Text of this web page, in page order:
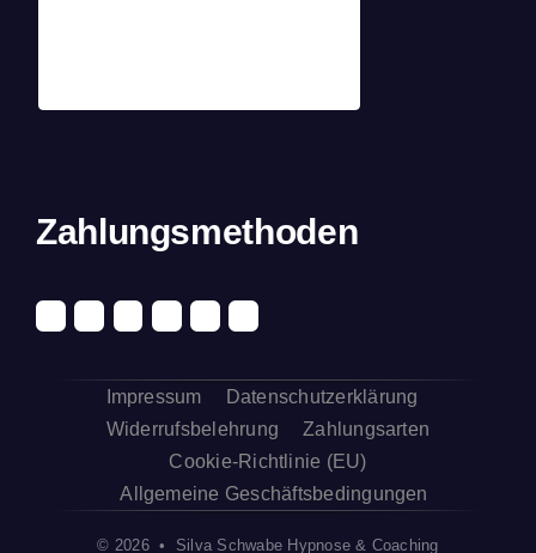
Zahlungsmethoden
Impressum
Datenschutzerklärung
Widerrufsbelehrung
Zahlungsarten
Cookie-Richtlinie (EU)
Allgemeine Geschäftsbedingungen
© 2026 • Silva Schwabe Hypnose & Coaching